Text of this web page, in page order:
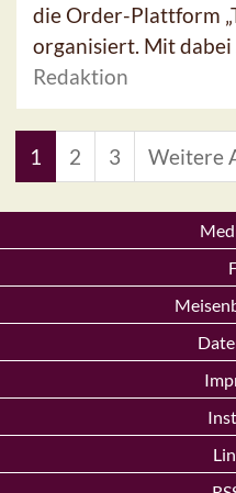
die Order-Plattform
organisiert. Mit dabei
Redaktion
1 2 3 Weitere